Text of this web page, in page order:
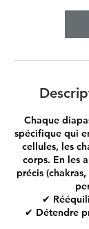
Chaque
spécifique qui
cellules, les
corps. En les
précis
✔
✔ Détendre